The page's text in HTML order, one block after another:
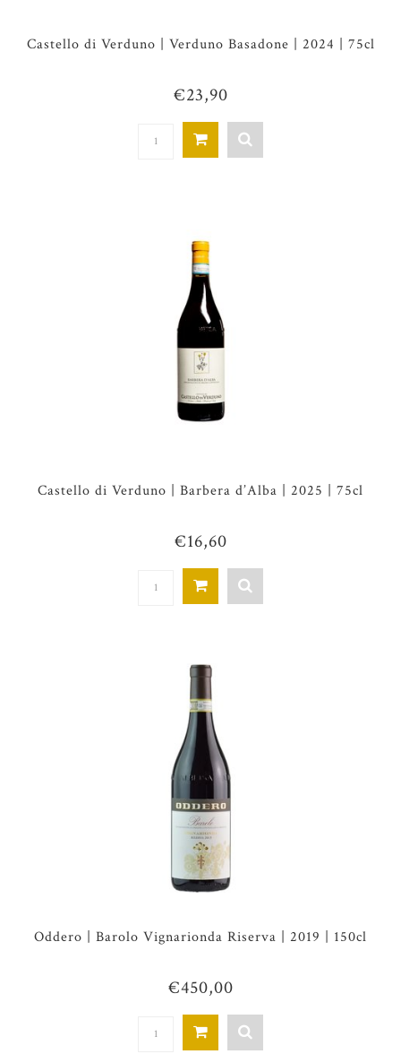
Castello di Verduno | Verduno Basadone | 2024 | 75cl
€23,90
Castello di Verduno | Barbera d’Alba | 2025 | 75cl
€16,60
Oddero | Barolo Vignarionda Riserva | 2019 | 150cl
€450,00